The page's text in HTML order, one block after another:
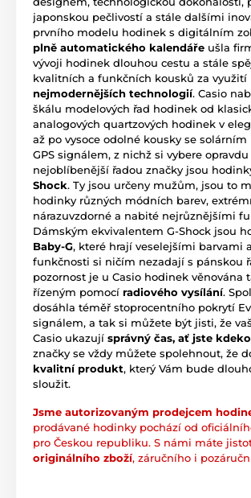
japonskou pečlivostí a stále dalšími
prvního modelu hodinek s digitálním
plně automatického kalendáře ušla
vývoji hodinek dlouhou cestu a stále
kvalitních a funkčních kousků za využití
nejmodernějších technologií. Casio
škálu modelových řad hodinek od
analogových quartzových hodinek v
až po vysoce odolné kousky se
GPS signálem, z nichž si vybere
nejoblíbenější řadou značky jsou
Shock. Ty jsou určeny mužům, jsou to
hodinky různých módních barev,
nárazuvzdorné a nabité nejrůznějšími
Dámským ekvivalentem G-Shock jsou
Baby-G, které hrají veselejšími barvami
funkčnosti si ničím nezadají s pánskou
pozornost je u Casio hodinek věnována
řízeným pomocí radiového vysílání.
dosáhla téměř stoprocentního pokrytí
signálem, a tak si můžete být jisti, že
Casio ukazují správný čas, ať jste
značky se vždy můžete spolehnout, že
kvalitní produkt, který Vám bude
sloužit.
Jsme autorizovaným prodejcem
prodávané hodinky pochází od
pro Českou republiku. S námi máte
originálního zboží, záručního i